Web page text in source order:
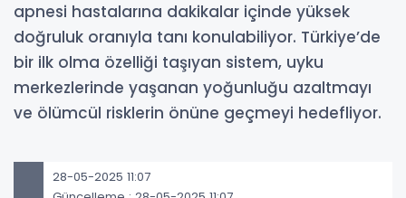
apnesi hastalarına dakikalar içinde yüksek
doğruluk oranıyla tanı konulabiliyor. Türkiye’de
bir ilk olma özelliği taşıyan sistem, uyku
merkezlerinde yaşanan yoğunluğu azaltmayı
ve ölümcül risklerin önüne geçmeyi hedefliyor.
28-05-2025 11:07